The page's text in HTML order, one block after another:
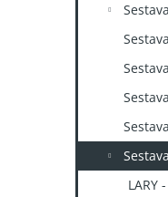
LARY